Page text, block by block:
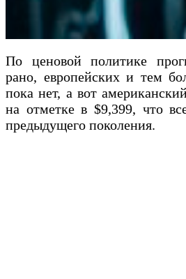
По ценовой политике
рано, европейских и тем
пока нет, а вот
на отметке в $9,399, что
предыдущего поколения.